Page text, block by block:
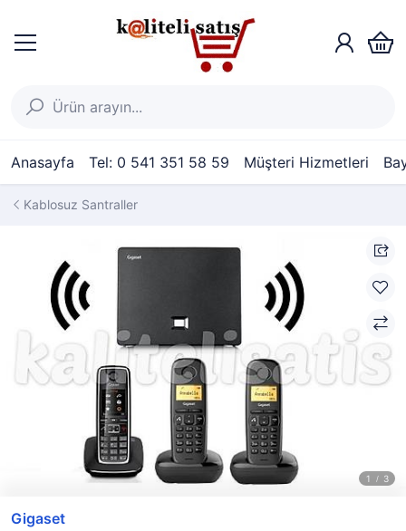
Anasayfa Tel: 0 541 351 58 59 Müşteri Hizmetleri
Kablosuz Santraller
Gigaset